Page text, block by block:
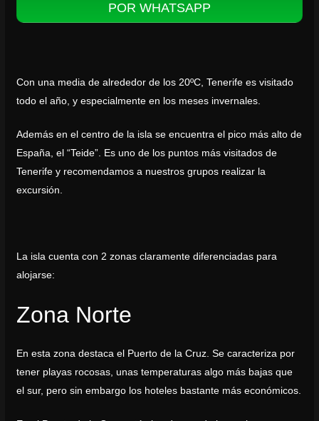
POR WHATSAPP
Con una media de alrededor de los 20ºC, Tenerife es visitado
todo el año, y especialmente en los meses invernales.
Además en el centro de la isla se encuentra el pico más alto de
España, el “Teide”. Es uno de los puntos más visitados de
Tenerife y recomendamos a nuestros grupos realizar la
excursión.
La isla cuenta con 2 zonas claramente diferenciadas para
alojarse:
Zona Norte
En esta zona destaca el Puerto de la Cruz. Se caracteriza por
tener playas rocosas, unas temperaturas algo más bajas que
el sur, pero sin embargo los hoteles bastante más económicos.